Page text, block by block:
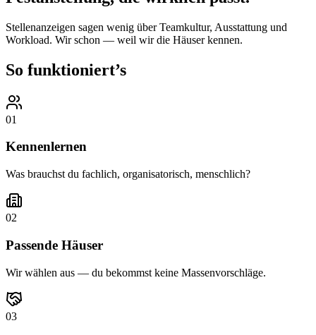
Stellenanzeigen sagen wenig über Teamkultur, Ausstattung und
Workload. Wir schon — weil wir die Häuser kennen.
So funktioniert’s
01
Kennenlernen
Was brauchst du fachlich, organisatorisch, menschlich?
02
Passende Häuser
Wir wählen aus — du bekommst keine Massenvorschläge.
03